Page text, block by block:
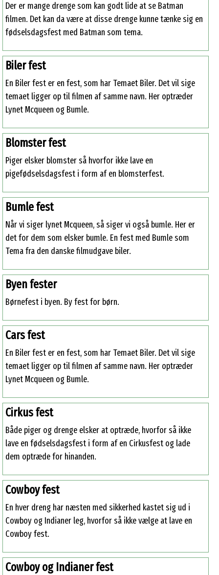
Der er mange drenge som kan godt lide at se Batman
filmen. Det kan da være at disse drenge kunne tænke sig en
fødselsdagsfest med Batman som tema.
Biler fest
En Biler fest er en fest, som har Temaet Biler. Det vil sige
temaet ligger op til filmen af samme navn. Her optræder
Lynet Mcqueen og Bumle.
Blomster fest
Piger elsker blomster så hvorfor ikke lave en
pigefødselsdagsfest i form af en blomsterfest.
Bumle fest
Når vi siger lynet Mcqueen, så siger vi også bumle. Her er
det for dem som elsker bumle. En fest med Bumle som
Tema fra den danske filmudgave biler.
Byen fester
Børnefest i byen. By fest for børn.
Cars fest
En Biler fest er en fest, som har Temaet Biler. Det vil sige
temaet ligger op til filmen af samme navn. Her optræder
Lynet Mcqueen og Bumle.
Cirkus fest
Både piger og drenge elsker at optræde, hvorfor så ikke
lave en fødselsdagsfest i form af en Cirkusfest og lade
dem optræde for hinanden.
Cowboy fest
En hver dreng har næsten med sikkerhed kastet sig ud i
Cowboy og Indianer leg, hvorfor så ikke vælge at lave en
Cowboy fest.
Cowboy og Indianer fest